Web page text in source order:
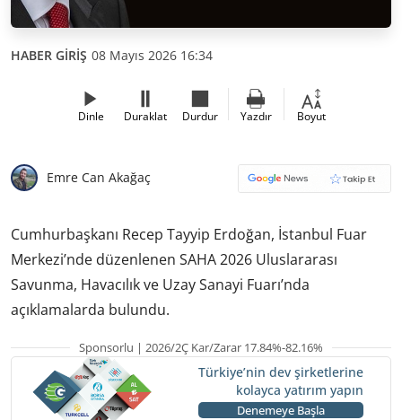
HABER GİRİŞ 08 Mayıs 2026 16:34
Dinle Duraklat Durdur Yazdır Boyut
Emre Can Akağaç
Cumhurbaşkanı Recep Tayyip Erdoğan, İstanbul Fuar
Merkezi’nde düzenlenen SAHA 2026 Uluslararası
Savunma, Havacılık ve Uzay Sanayi Fuarı’nda
açıklamalarda bulundu.
Sponsorlu | 2026/2Ç Kar/Zarar 17.84%-82.16%
Türkiye’nin dev şirketlerine
kolayca yatırım yapın
Denemeye Başla